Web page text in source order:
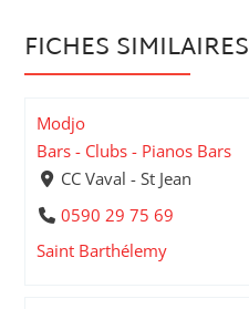
FICHES SIMILAIRES
Modjo
Bars - Clubs - Pianos Bars
CC Vaval - St Jean
0590 29 75 69
Saint Barthélemy